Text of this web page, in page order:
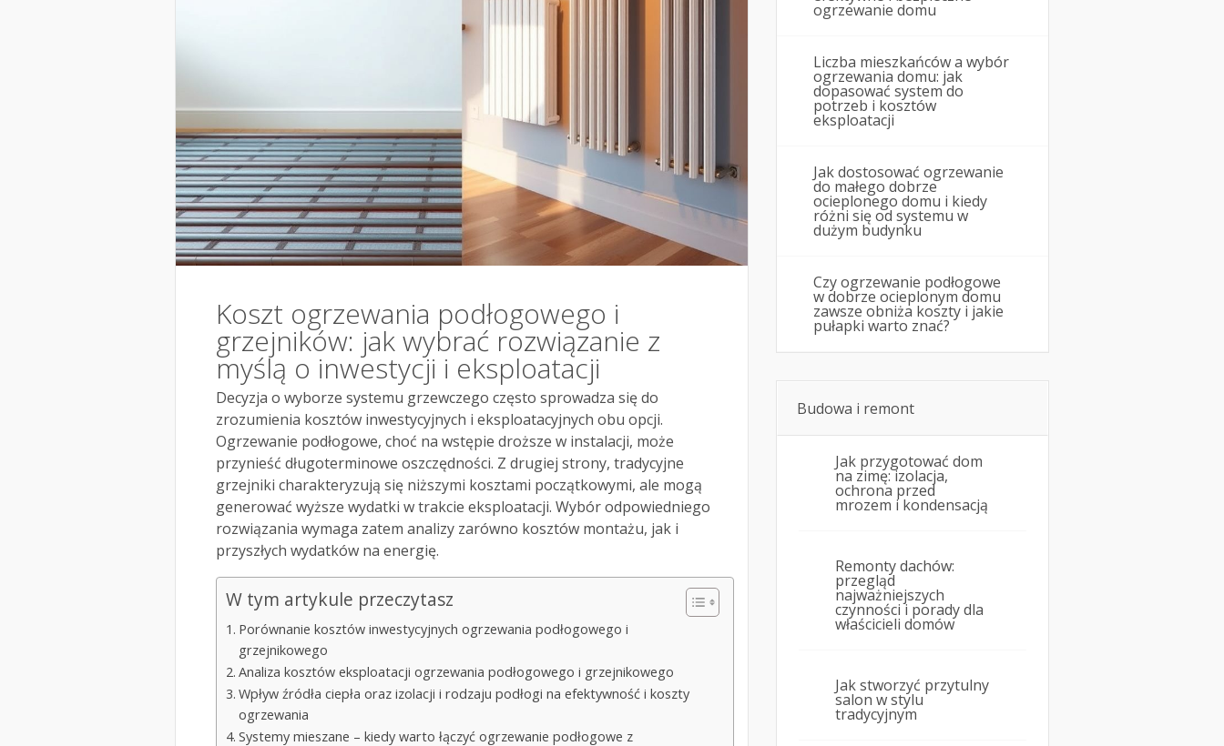
Koszt ogrzewania podłogowego i
grzejników: jak wybrać rozwiązanie z
myślą o inwestycji i eksploatacji
Decyzja o wyborze systemu grzewczego często sprowadza się do
zrozumienia kosztów inwestycyjnych i eksploatacyjnych obu opcji.
Ogrzewanie podłogowe, choć na wstępie droższe w instalacji, może
przynieść długoterminowe oszczędności. Z drugiej strony, tradycyjne
grzejniki charakteryzują się niższymi kosztami początkowymi, ale mogą
generować wyższe wydatki w trakcie eksploatacji. Wybór odpowiedniego
rozwiązania wymaga zatem analizy zarówno kosztów montażu, jak i
przyszłych wydatków na energię.
W tym artykule przeczytasz
Porównanie kosztów inwestycyjnych ogrzewania podłogowego i
grzejnikowego
Analiza kosztów eksploatacji ogrzewania podłogowego i grzejnikowego
Wpływ źródła ciepła oraz izolacji i rodzaju podłogi na efektywność i koszty
ogrzewania
Systemy mieszane – kiedy warto łączyć ogrzewanie podłogowe z
ogrzewanie domu
Liczba mieszkańców a wybór
ogrzewania domu: jak
dopasować system do
potrzeb i kosztów
eksploatacji
Jak dostosować ogrzewanie
do małego dobrze
ocieplonego domu i kiedy
różni się od systemu w
dużym budynku
Czy ogrzewanie podłogowe
w dobrze ocieplonym domu
zawsze obniża koszty i jakie
pułapki warto znać?
Budowa i remont
Jak przygotować dom
na zimę: izolacja,
ochrona przed
mrozem i kondensacją
Remonty dachów:
przegląd
najważniejszych
czynności i porady dla
właścicieli domów
Jak stworzyć przytulny
salon w stylu
tradycyjnym